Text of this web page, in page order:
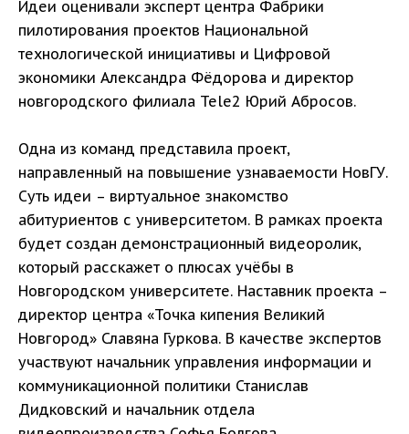
Идеи оценивали эксперт центра Фабрики
пилотирования проектов Национальной
технологической инициативы и Цифровой
экономики Александра Фёдорова и директор
новгородского филиала Tele2 Юрий Абросов.
Одна из команд представила проект,
направленный на повышение узнаваемости НовГУ.
Суть идеи – виртуальное знакомство
абитуриентов с университетом. В рамках проекта
будет создан демонстрационный видеоролик,
который расскажет о плюсах учёбы в
Новгородском университете. Наставник проекта –
директор центра «Точка кипения Великий
Новгород» Славяна Гуркова. В качестве экспертов
участвуют начальник управления информации и
коммуникационной политики Станислав
Дидковский и начальник отдела